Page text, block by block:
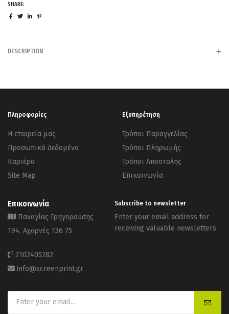
SHARE:
DESCRIPTION
Πληροφορίες
Η εταιρεία μας
Προσωπικά Δεδομένα
Καριέρα
Site Map
Εξυπηρέτηση
Τρόποι Παραγγελίας
Τρόποι Πληρωμής
Τρόποι Αποστολής
Επικοινωνία
Επικοινωνία
Παναγίας Γρηγορούσης
194, Αχαρνές 136 75
2102405282
info@screenprint.gr
Subscribe to newsletter
Enter your email address for
receiving valuable newsletters.